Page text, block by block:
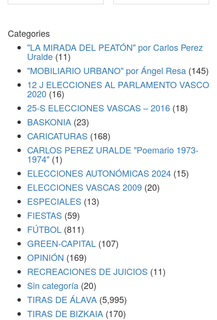
Categories
"LA MIRADA DEL PEATÓN" por Carlos Perez
Uralde (11)
"MOBILIARIO URBANO" por Ángel Resa (145)
12 J ELECCIONES AL PARLAMENTO VASCO
2020 (16)
25-S ELECCIONES VASCAS – 2016 (18)
BASKONIA (23)
CARICATURAS (168)
CARLOS PEREZ URALDE "Poemario 1973-
1974" (1)
ELECCIONES AUTONÓMICAS 2024 (15)
ELECCIONES VASCAS 2009 (20)
ESPECIALES (13)
FIESTAS (59)
FÚTBOL (811)
GREEN-CAPITAL (107)
OPINIÓN (169)
RECREACIONES DE JUICIOS (11)
Sin categoría (20)
TIRAS DE ÁLAVA (5,995)
TIRAS DE BIZKAIA (170)